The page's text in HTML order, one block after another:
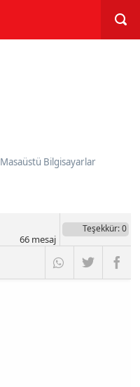
Masaüstü Bilgisayarlar
Teşekkür: 0
66mesaj